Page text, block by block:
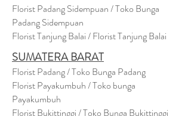
Florist Padang Sidempuan / Toko Bunga
Padang Sidempuan
Florist Tanjung Balai / Florist Tanjung Balai
SUMATERA BARAT
Florist Padang / Toko Bunga Padang
Florist Payakumbuh / Toko bunga
Payakumbuh
Florist Bukittinggi / Toko Bunga Bukittinggi